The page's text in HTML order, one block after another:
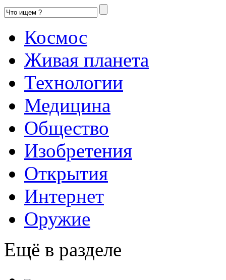
Космос
Живая планета
Технологии
Медицина
Общество
Изобретения
Открытия
Интернет
Оружие
Ещё в разделе